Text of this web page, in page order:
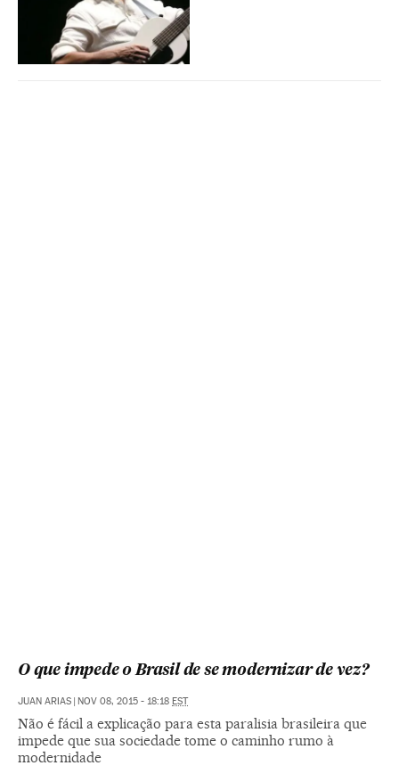
O que impede o Brasil de se modernizar de vez?
JUAN ARIAS | NOV 08, 2015 - 18:18 EST
Não é fácil a explicação para esta paralisia brasileira que
impede que sua sociedade tome o caminho rumo à
modernidade